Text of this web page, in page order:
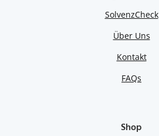
SolvenzCheck
Über Uns
Kontakt
FAQs
Shop